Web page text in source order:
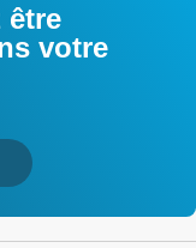
être
votre